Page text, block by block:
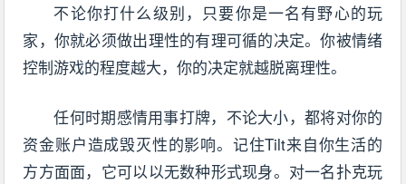
不论你打什么级别，只要你是一名有野心的玩
家，你就必须做出理性的有理可循的决定。你被情绪
控制游戏的程度越大，你的决定就越脱离理性。
任何时期感情用事打牌，不论大小，都将对你的
资金账户造成毁灭性的影响。记住Tilt来自你生活的
方方面面，它可以以无数种形式现身。对一名扑克玩